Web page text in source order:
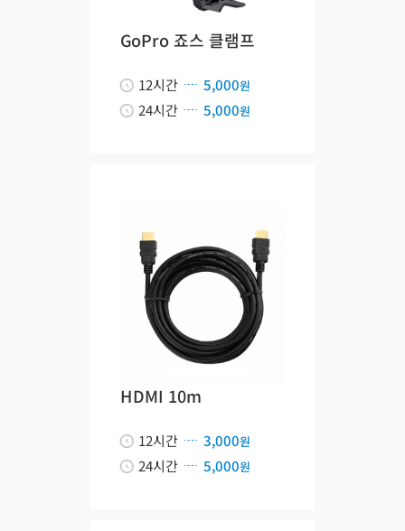
GoPro 죠스 클램프
12시간 5,000원
24시간 5,000원
HDMI 10m
12시간 3,000원
24시간 5,000원